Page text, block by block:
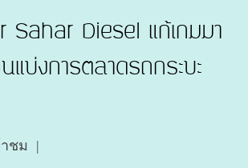
Sahar Diesel แก้เกมมา
แบ่งการตลาดรถกระบะ
ชม |